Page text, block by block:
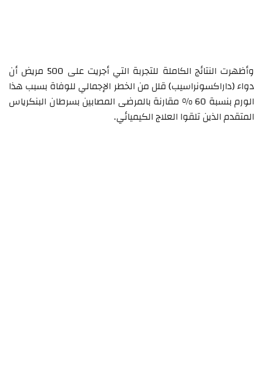
وأظهرت النتائج الكاملة للتجربة التي أجريت على 500 مريض أن
دواء (داراكسونراسيب) قلل من الخطر الإجمالي للوفاة بسبب هذا
الورم بنسبة 60 % مقارنة بالمرضى المصابين بسرطان البنكرياس
المتقدم الذين تلقوا العلاج الكيميائي.